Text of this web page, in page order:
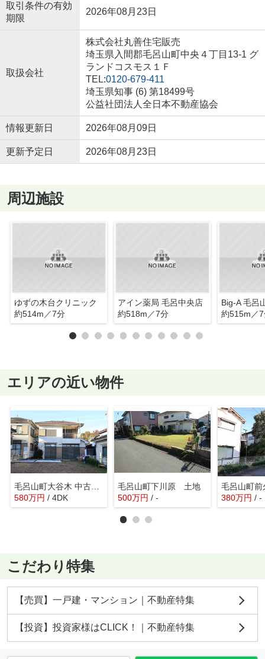
取引条件の有効
期限
2026年08月23日
取扱会社
株式会社丸善住宅販売
埼玉県入間郡毛呂山町中央４丁目13-1 グ
ランドコスモス１Ｆ
TEL:0120-679-411
埼玉県知事 (6) 第18499号
公益社団法人全日本不動産協会
情報更新日 2026年08月09日
更新予定日 2026年08月23日
周辺施設
ゆずの木台クリニック
約514m／7分
アイン薬局 毛呂中央店
約518m／7分
Big-A 毛呂
約515m／
エリアの近い物件
毛呂山町大谷木 中古住宅
580万円 / 4DK
毛呂山町下川原 土地
500万円 / - 380万円 / -
こだわり特集
【売買】一戸建・マンション｜不動産特集
【投資】投資家様はCLICK！｜不動産特集